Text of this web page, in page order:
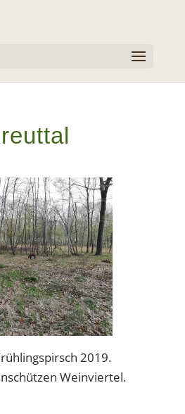
2019.
Weinviertel.